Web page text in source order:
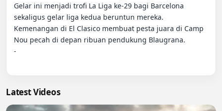
Gelar ini menjadi trofi La Liga ke-29 bagi Barcelona
sekaligus gelar liga kedua beruntun mereka.
Kemenangan di El Clasico membuat pesta juara di Camp
Nou pecah di depan ribuan pendukung Blaugrana.
-
Latest Videos